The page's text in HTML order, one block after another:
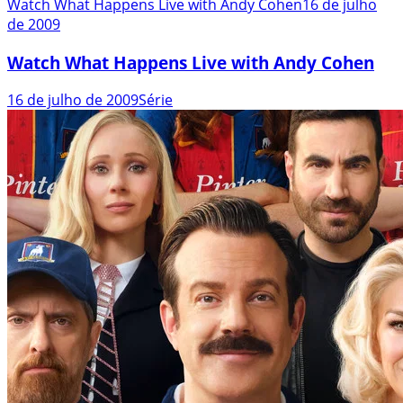
Watch What Happens Live with Andy Cohen16 de julho
de 2009
Watch What Happens Live with Andy Cohen
16 de julho de 2009Série